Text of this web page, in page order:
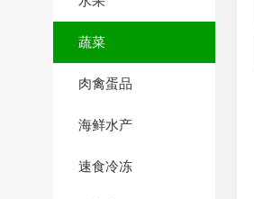
蔬菜
肉禽蛋品
海鲜水产
速食冷冻